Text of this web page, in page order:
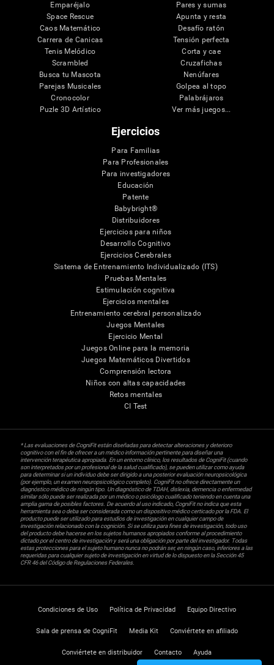
Emparéjalo
Space Rescue
Caos Matemático
Carrera de Canicas
Tenis Melódico
Scrambled
Busca tu Mascota
Parejas Musicales
Cronocolor
Puzle 3D Artístico
Pares y sumas
Apunta y resta
Desafío ratón
Tensión perfecta
Corta y cae
Cruzafichas
Nenúfares
Golpea al topo
Palabrájaros
Ver más juegos...
Ejercicios
Para Familias
Para Profesionales
Para investigadores
Educación
Patente
Babybright®
Distribuidores
Ejercicios para niños
Desarrollo Cognitivo
Ejercicios Cerebrales
Sistema de Entrenamiento Individualizado (ITS)
Pruebas Mentales
Estimulación cognitiva
Ejercicios mentales
Entrenamiento cerebral personalizado
Juegos Mentales
Ejercicio Mental
Juegos Online para la memoria
Juegos Matemáticos Divertidos
Comprensión lectora
Niños con altas capacidades
Retos mentales
CI Test
* Las evaluaciones de CogniFit están diseñadas para detectar alteraciones y deterioro
cognitivo con el fin de ofrecer a un médico información pertinente para diseñar una
intervención terapéutica apropiada. En un entorno clínico, los resultados de CogniFit (cuando
son interpretados por un profesional de la salud cualificado), se pueden utilizar como ayuda
para determinar si un individuo debe ser dirigido a una posterior evaluación neuropsicológica
(por ejemplo, un examen neuropsicológico completo). CogniFit no ofrece directamente un
diagnóstico médico de ningún tipo. Un diagnóstico de TDAH, dislexia, demencia o enfermedad
similar sólo puede ser realizada por un médico o psicólogo cualificado teniendo en cuenta una
amplia gama de posibles factores. De acuerdo al uso indicado, CogniFit no indica que esta
herramienta sea o deba ser considerada como un dispositivo médico certicado por la FDA. El
producto puede ser utilizado para estudios de investigación en cualquier campo de
investigación relacionado con la cognición. Si se utiliza para fines de investigación, todo uso
del producto debe hacerse en los sujetos humanos apropiados conforme al procedimiento
dictado por el centro de investigación y será una obligación por parte del investigador. Todas
estas protecciones para el sujeto humano nunca no podrán ser, en ningún caso, inferiores a las
requeridas para cualquier sujeto de investigación en virtud de lo dispuesto en la Sección 45
CFR 46 del Código de Regulaciones Federales.
Condiciones de Uso Política de Privacidad Equipo Directivo
Sala de prensa de CogniFit Media Kit Conviértete en afiliado
Conviértete en distribuidor Contacto Ayuda